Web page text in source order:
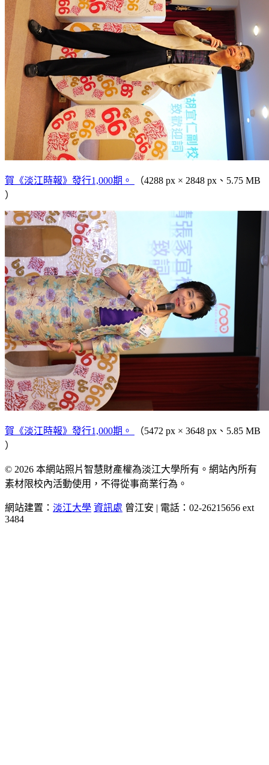
賀《淡江時報》發行1,000期。
（4288 px × 2848 px、5.75 MB
）
賀《淡江時報》發行1,000期。
（5472 px × 3648 px、5.85 MB
）
© 2026 本網站照片智慧財產權為淡江大學所有。網站內所有
素材限校內活動使用，不得從事商業行為。
網站建置： 淡江大學 資訊處 曾江安 | 電話：02-26215656 ext
3484